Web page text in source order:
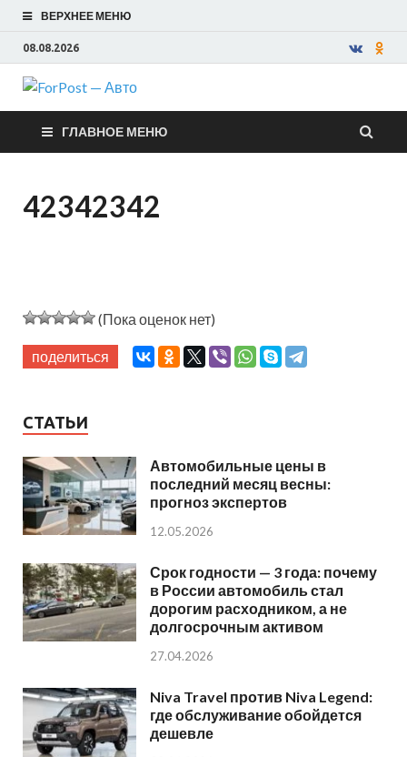
ВЕРХНЕЕ МЕНЮ
08.08.2026
ForPost —
Авто
ГЛАВНОЕ МЕНЮ
42342342
(Пока оценок нет)
поделиться
СТАТЬИ
Автомобильные цены в
последний месяц весны:
прогноз экспертов
12.05.2026
Срок годности — 3 года: почему
в России автомобиль стал
дорогим расходником, а не
долгосрочным активом
27.04.2026
Niva Travel против Niva Legend:
где обслуживание обойдется
дешевле